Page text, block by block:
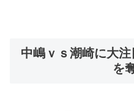
中嶋ｖｓ潮崎に大
を